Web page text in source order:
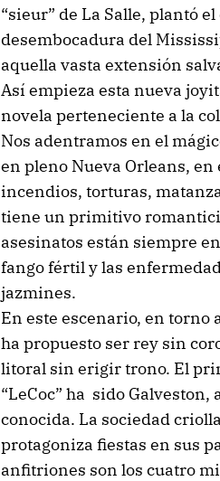
“sieur” de La Salle, plantó
desembocadura del
aquella vasta extensión
Así empieza esta nueva
novela perteneciente a la
Nos adentramos en el
en pleno Nueva Orleans,
incendios, torturas,
tiene un primitivo
asesinatos están siempre
fango fértil y las
jazmines.
En este escenario, en torno
ha propuesto ser rey sin
litoral sin erigir trono. El
“LeCoc” ha sido
conocida. La sociedad
protagoniza fiestas en sus
anfitriones son los cuatro